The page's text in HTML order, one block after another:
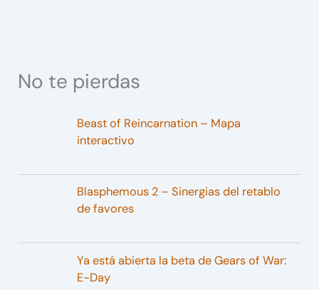
No te pierdas
Beast of Reincarnation – Mapa
interactivo
Blasphemous 2 – Sinergias del retablo
de favores
Ya está abierta la beta de Gears of War:
E-Day